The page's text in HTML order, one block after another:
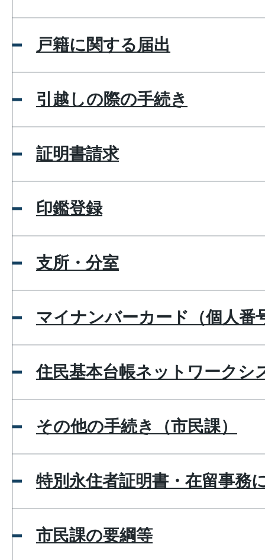
戸籍に関する届出
引越しの際の手続き
証明書請求
印鑑登録
支所・分室
マイナンバーカード（個人番
住民基本台帳ネットワークシ
その他の手続き（市民課）
特別永住者証明書・在留事務
市民課の要綱等